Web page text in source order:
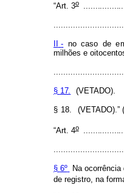
“Art. 3o
II - no caso de e
milhões e oitocento
§ 17. (VETADO).
§ 18. (VETADO).”
“Art. 4o
§ 6º Na ocorrência
de registro, na f